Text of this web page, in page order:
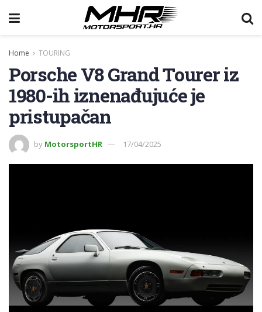
Home TOURING
Porsche V8 Grand Tourer iz
1980-ih iznenađujuće je
pristupačan
by MotorsportHR 17/04/2025